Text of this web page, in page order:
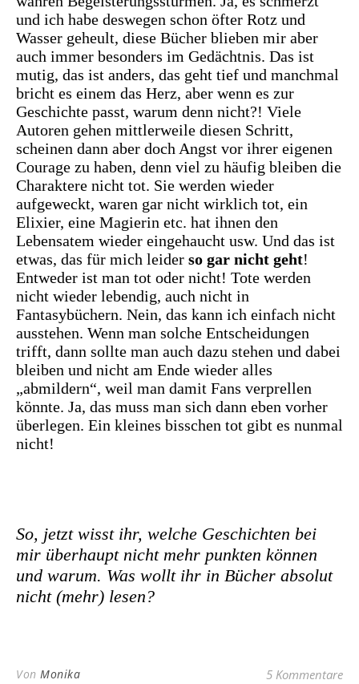
und ich habe deswegen schon öfter Rotz und
Wasser geheult, diese Bücher blieben mir aber
auch immer besonders im Gedächtnis. Das ist
mutig, das ist anders, das geht tief und manchmal
bricht es einem das Herz, aber wenn es zur
Geschichte passt, warum denn nicht?! Viele
Autoren gehen mittlerweile diesen Schritt,
scheinen dann aber doch Angst vor ihrer eigenen
Courage zu haben, denn viel zu häufig bleiben die
Charaktere nicht tot. Sie werden wieder
aufgeweckt, waren gar nicht wirklich tot, ein
Elixier, eine Magierin etc. hat ihnen den
Lebensatem wieder eingehaucht usw. Und das ist
etwas, das für mich leider so gar nicht geht!
Entweder ist man tot oder nicht! Tote werden
nicht wieder lebendig, auch nicht in
Fantasybüchern. Nein, das kann ich einfach nicht
ausstehen. Wenn man solche Entscheidungen
trifft, dann sollte man auch dazu stehen und dabei
bleiben und nicht am Ende wieder alles
„abmildern“, weil man damit Fans verprellen
könnte. Ja, das muss man sich dann eben vorher
überlegen. Ein kleines bisschen tot gibt es nunmal
nicht!
So, jetzt wisst ihr, welche Geschichten bei
mir überhaupt nicht mehr punkten können
und warum. Was wollt ihr in Bücher absolut
nicht (mehr) lesen?
Von Monika 5 Kommentare